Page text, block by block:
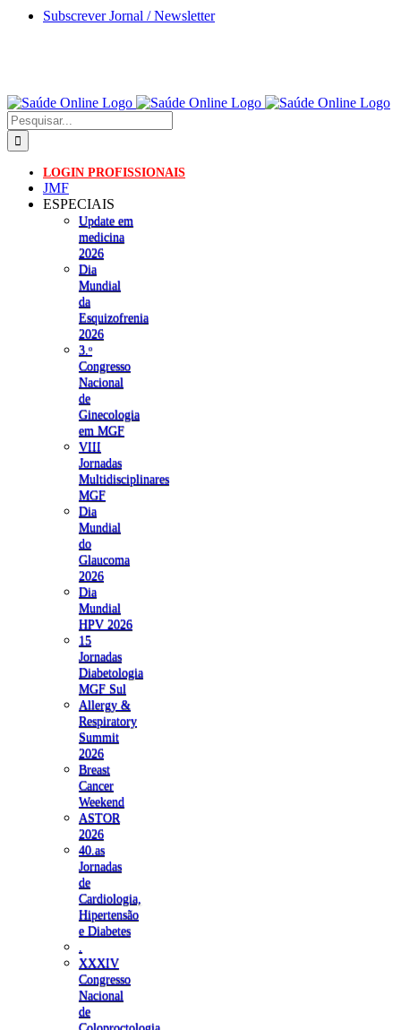
Skip
Subscrever Jornal / Newsletter
Pesquisar
LOGIN PROFISSIONAIS
JMF
ESPECIAIS
Update em
medicina
2026
Dia
Mundial
da
Esquizofrenia
2026
3.ᵒ
Congresso
Nacional
de
Ginecologia
em MGF
VIII
Jornadas
Multidisciplinares
MGF
Dia
Mundial
do
Glaucoma
2026
Dia
Mundial
HPV 2026
15
Jornadas
Diabetologia
MGF Sul
Allergy &
Respiratory
Summit
2026
Breast
Cancer
Weekend
ASTOR
2026
40.as
Jornadas
de
Cardiologia,
Hipertensão
e Diabetes
XXXIV
Congresso
Nacional
de